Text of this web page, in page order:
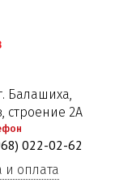
Балашиха,
строение 2А
022-02-62
и оплата